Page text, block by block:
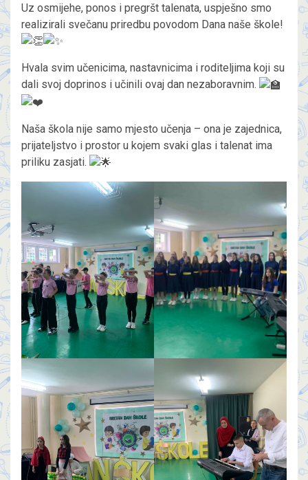
Uz osmijehe, ponos i pregršt talenata, uspješno smo
realizirali svečanu priredbu povodom Dana naše škole!
Hvala svim učenicima, nastavnicima i roditeljima koji su
dali svoj doprinos i učinili ovaj dan nezaboravnim.
Naša škola nije samo mjesto učenja – ona je zajednica,
prijateljstvo i prostor u kojem svaki glas i talenat ima
priliku zasjati.